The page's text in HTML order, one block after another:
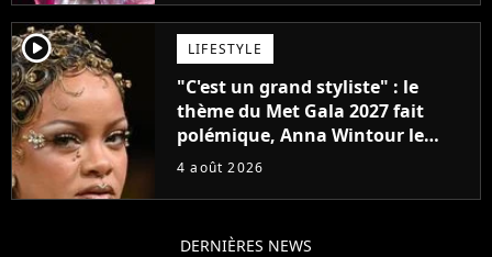
player2 LIFESTYLE
"C'est un grand styliste" : le
thème du Met Gala 2027 fait
polémique, Anna Wintour le
défend
4 août 2026
DERNIÈRES NEWS